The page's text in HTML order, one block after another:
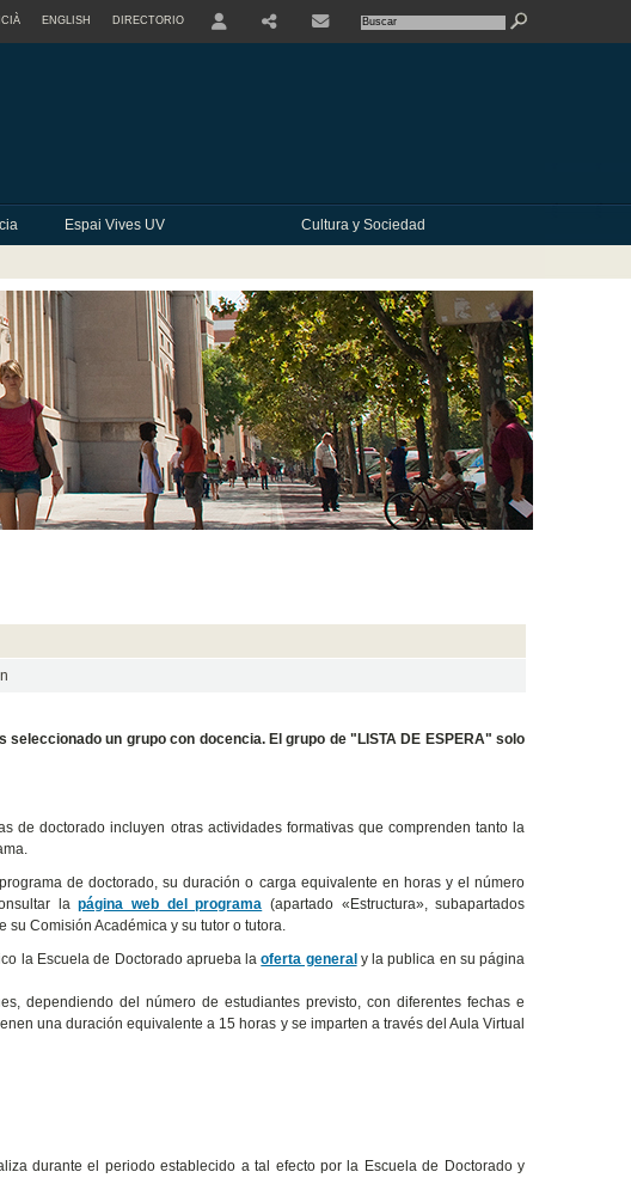
ENGLISH DIRECTORIO
Espai Vives UV Cultura y Sociedad
un grupo con docencia. El grupo de "LISTA DE ESPERA" solo
doctorado incluyen otras actividades formativas que comprenden tanto la
de doctorado, su duración o carga equivalente en horas y el número
lapágina web del programa (apartado «Estructura», subapartados
Comisión Académica y su tutor o tutora.
la Escuela de Doctorado aprueba laoferta general y la publica en su página
dependiendo del número de estudiantes previsto, con diferentes fechas e
una duración equivalente a 15 horas y se imparten a través del Aula Virtual
durante el periodo establecido a tal efecto por la Escuela de Doctorado y